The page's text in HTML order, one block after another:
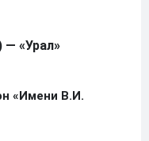
— «Урал»
«Имени В.И.